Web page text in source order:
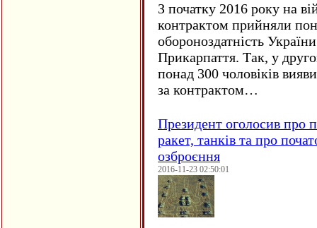
З початку 2016 року на
контрактом прийняли
обороноздатність
Прикарпаття. Так, у
понад 300 чоловіків
за контрактом…
Президент оголосив про
ракет, танків та про
озброєння
2016-11-23 02:50:01